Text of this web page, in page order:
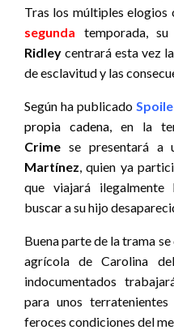
Tras los múltiples elogios
segunda temporada,
Ridley centrará esta vez
de esclavitud y las
Según ha publicado
propia cadena, en la
Crime se presentará a
Martínez, quien ya
que viajará ilegalmente
buscar a su hijo
Buena parte de la trama
agrícola de Carolina
indocumentados
para unos
feroces condiciones del